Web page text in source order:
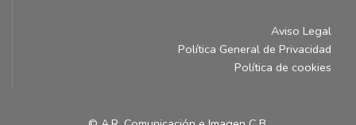
Aviso Legal
Política General de Privacidad
Política de cookies